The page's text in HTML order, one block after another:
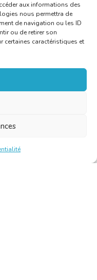
aux informations des
nous permettra de
de navigation ou les ID
ou de retirer son
certaines caractéristiques et